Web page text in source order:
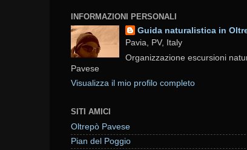
INFORMAZIONI PERSONALI
Guida naturalistica in
Pavia, PV, Italy
Organizzazione escursioni
Pavese
Visualizza il mio profilo completo
SITI AMICI
Oltrepò Pavese
Pian del Poggio